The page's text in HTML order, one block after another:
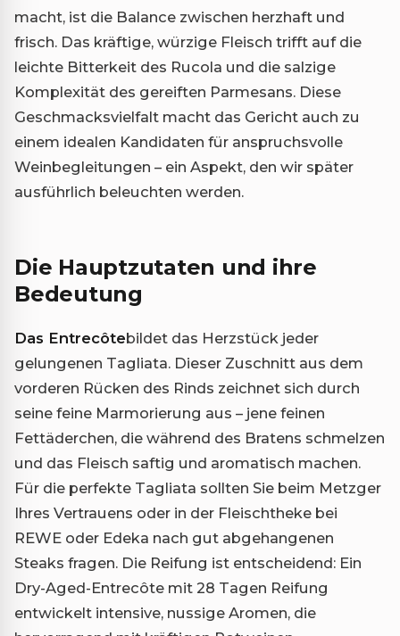
macht, ist die Balance zwischen herzhaft und
frisch. Das kräftige, würzige Fleisch trifft auf die
leichte Bitterkeit des Rucola und die salzige
Komplexität des gereiften Parmesans. Diese
Geschmacksvielfalt macht das Gericht auch zu
einem idealen Kandidaten für anspruchsvolle
Weinbegleitungen – ein Aspekt, den wir später
ausführlich beleuchten werden.
Die Hauptzutaten und ihre
Bedeutung
Das Entrecôtebildet das Herzstück jeder
gelungenen Tagliata. Dieser Zuschnitt aus dem
vorderen Rücken des Rinds zeichnet sich durch
seine feine Marmorierung aus – jene feinen
Fettäderchen, die während des Bratens schmelzen
und das Fleisch saftig und aromatisch machen.
Für die perfekte Tagliata sollten Sie beim Metzger
Ihres Vertrauens oder in der Fleischtheke bei
REWE oder Edeka nach gut abgehangenen
Steaks fragen. Die Reifung ist entscheidend: Ein
Dry-Aged-Entrecôte mit 28 Tagen Reifung
entwickelt intensive, nussige Aromen, die